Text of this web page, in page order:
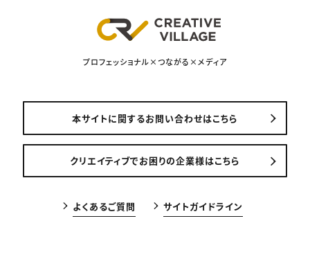
プロフェッショナル×つながる×メディア
本サイトに関するお問い合わせはこちら
クリエイティブでお困りの企業様はこちら
よくあるご質問 サイトガイドライン